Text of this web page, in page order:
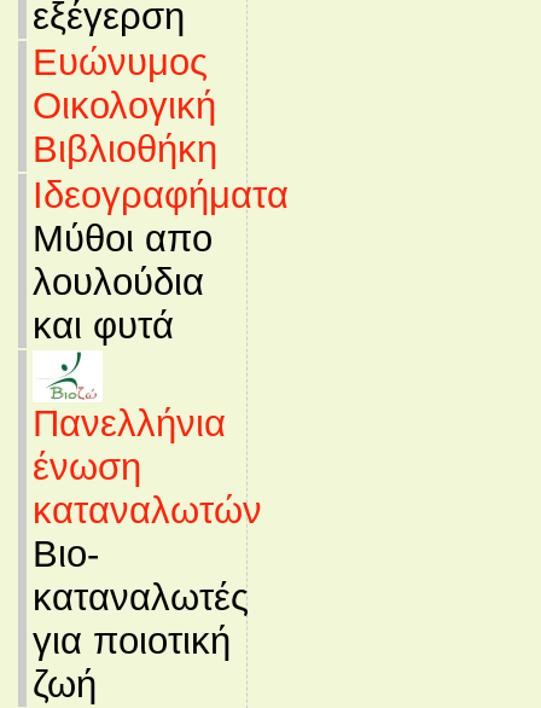
εξέγερση
Ευώνυμος
Οικολογική
Βιβλιοθήκη
Ιδεογραφήματα
Μύθοι απο
λουλούδια
και φυτά
Πανελλήνια
ένωση
καταναλωτών
Βιο-
καταναλωτές
για ποιοτική
ζωή